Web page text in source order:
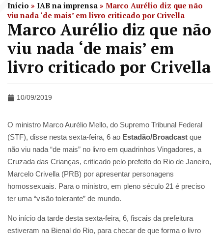
Início » IAB na imprensa » Marco Aurélio diz que não
viu nada ‘de mais’ em livro criticado por Crivella
Marco Aurélio diz que não
viu nada ‘de mais’ em
livro criticado por Crivella
10/09/2019
O ministro Marco Aurélio Mello, do Supremo Tribunal Federal
(STF), disse nesta sexta-feira, 6 ao Estadão/Broadcast que
não viu nada “de mais” no livro em quadrinhos Vingadores, a
Cruzada das Crianças, criticado pelo prefeito do Rio de Janeiro,
Marcelo Crivella (PRB) por apresentar personagens
homossexuais. Para o ministro, em pleno século 21 é preciso
ter uma “visão tolerante” de mundo.
No início da tarde desta sexta-feira, 6, fiscais da prefeitura
estiveram na Bienal do Rio, para checar de que forma o livro